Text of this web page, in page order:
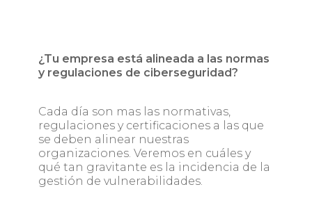
¿Tu empresa está alineada a las normas
y regulaciones de ciberseguridad?
Cada día son mas las normativas,
regulaciones y certificaciones a las que
se deben alinear nuestras
organizaciones. Veremos en cuáles y
qué tan gravitante es la incidencia de la
gestión de vulnerabilidades.